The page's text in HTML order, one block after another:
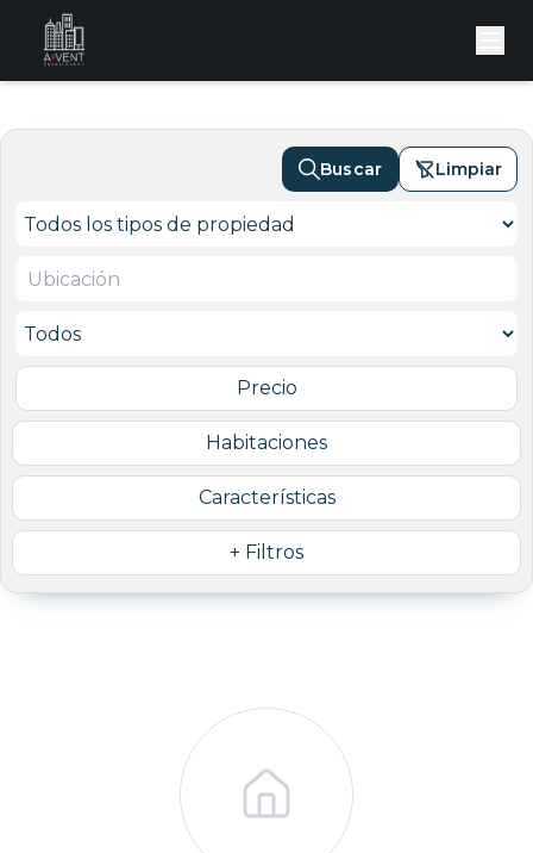
Precio
Habitaciones
Características
+ Filtros
Buscar Limpiar